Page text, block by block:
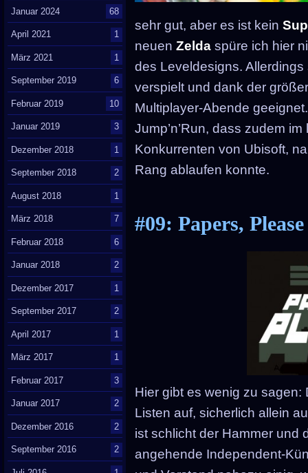
sehr gut, aber es ist kein
neuenZelda spüre ich hier
des Leveldesigns.
verspielt und dank der
Multiplayer-Abende
Jump’n’Run, dass zudem
Konkurrenten von Ubisoft,
Rang ablaufen konnte.
#09: Papers,
Hier gibt es wenig zu sagen:
Listen auf, sicherlich allein
ist schlicht der Hammer und
angehende Independent-
Januar 2024 68
April 2021 1
März 2021 1
September 2019 6
Februar 2019 10
Januar 2019 3
Dezember 2018 1
September 2018 2
August 2018 1
März 2018 7
Februar 2018 6
Januar 2018 2
Dezember 2017 1
September 2017 2
April 2017 1
März 2017 1
Februar 2017 3
Januar 2017 2
Dezember 2016 2
September 2016 2